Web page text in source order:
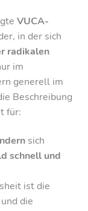
VUCA-
in der sich
radikalen
im
generell im
Beschreibung
für:
sich
schnell und
ist die
und die